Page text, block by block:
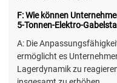
F: Wie können
5-Tonnen-Elektro-
A: Die
ermöglicht es
Lagerdynamik zu